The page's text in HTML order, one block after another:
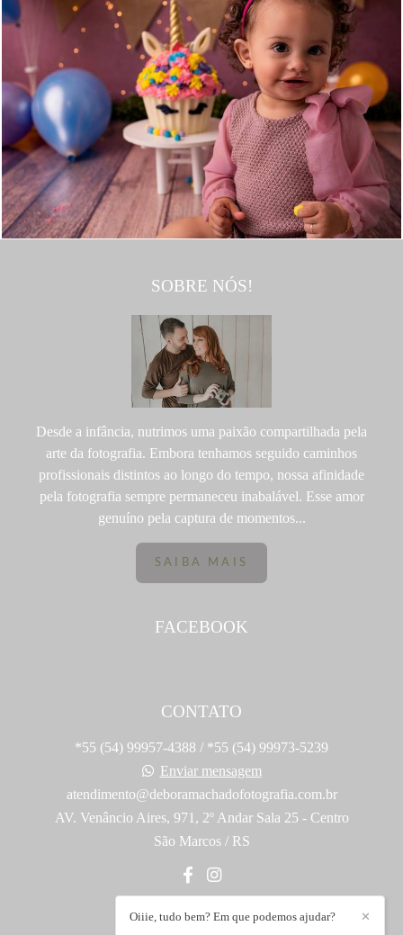
1362 0
SOBRE NÓS!
Desde a infância, nutrimos uma paixão compartilhada pela
arte da fotografia. Embora tenhamos seguido caminhos
profissionais distintos ao longo do tempo, nossa afinidade
pela fotografia sempre permaneceu inabalável. Esse amor
genuíno pela captura de momentos...
SAIBA MAIS
FACEBOOK
CONTATO
*55 (54) 99957-4388 / *55 (54) 99973-5239
Enviar mensagem
atendimento@deboramachadofotografia.com.br
AV. Venâncio Aires, 971, 2º Andar Sala 25 - Centro
São Marcos / RS
✕
Oiiie, tudo bem? Em que podemos ajudar?